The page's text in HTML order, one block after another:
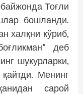
Тоғли
бош­ланди.
халқни кўриб,
деб
шукурларки,
Менинг
сарой